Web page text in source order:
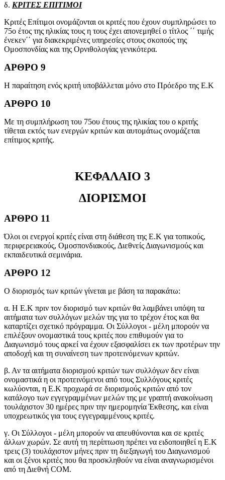
δ. ΚΡΙΤΕΣ ΕΠΙΤΙΜΟΙ
Κριτές Επίτιμοι ονομάζονται οι κριτές που έχουν συμπληρώσει το
75ο έτος της ηλικίας τους η τους έχει απονεμηθεί ο τίτλος ΄΄ τιμής
ένεκεν΄΄ για διακεκριμένες υπηρεσίες στους σκοπούς της
Ομοσπονδίας και της Ορνιθολογίας γενικότερα.
ΑΡΘΡΟ 9
Η παραίτηση ενός κριτή υποβάλλεται μόνο στο Πρόεδρο της Ε.Κ
ΑΡΘΡΟ 10
Με τη συμπλήρωση του 75ου έτους της ηλικίας του ο κριτής
τίθεται εκτός των ενεργών κριτών και αυτομάτως ονομάζεται
επίτιμος κριτής.
ΚΕΦΑΛΑΙΟ 3
ΔΙΟΡΙΣΜΟΙ
ΑΡΘΡΟ 11
Όλοι οι ενεργοί κριτές είναι στη διάθεση της Ε.Κ για τοπικούς,
περιφερειακούς, Ομοσπονδιακούς, Διεθνείς Διαγωνισμούς και
εκπαιδευτικά σεμινάρια.
ΑΡΘΡΟ 12
Ο διορισμός των κριτών γίνεται με βάση τα παρακάτω:
α. Η Ε.Κ πριν τον διορισμό των κριτών θα λαμβάνει υπόψη τα
αιτήματα των συλλόγων μελών της για το τρέχον έτος και θα
καταρτίζει σχετικό πρόγραμμα. Οι Σύλλογοι - μέλη μπορούν να
επιλέξουν ονομαστικά τους κριτές που επιθυμούν για το
Διαγωνισμό τους αρκεί να έχουν εξασφαλίσει εκ των προτέρων την
αποδοχή και τη συναίνεση των προτεινόμενων κριτών.
β. Αν τα αιτήματα διορισμού κριτών των συλλόγων δεν είναι
ονομαστικά η οι προτεινόμενοι από τους Συλλόγους κριτές
κωλύονται, η Ε.Κ προχωρά σε διορισμούς κριτών από τον
κατάλογο των εγγεγραμμένων μελών της με γραπτή ανακοίνωση
τουλάχιστον 30 ημέρες πριν την ημερομηνία Έκθεσης, και είναι
υποχρεωτικός για τους εγγεγραμμένους κριτές.
γ. Οι Σύλλογοι - μέλη μπορούν να απευθύνονται και σε κριτές
άλλων χωρών. Σε αυτή τη περίπτωση πρέπει να ειδοποιηθεί η Ε.Κ
τρεις (3) τουλάχιστον μήνες πριν τη διεξαγωγή του Διαγωνισμού
και οι ξένοι κριτές που θα προσκληθούν να είναι αναγνωρισμένοι
από τη Διεθνή COM.